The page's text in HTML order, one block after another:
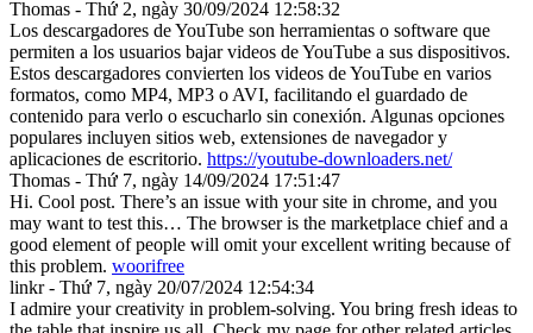
Thomas - Thứ 2, ngày 30/09/2024 12:58:32
Los descargadores de YouTube son herramientas o software que
permiten a los usuarios bajar videos de YouTube a sus dispositivos.
Estos descargadores convierten los videos de YouTube en varios
formatos, como MP4, MP3 o AVI, facilitando el guardado de
contenido para verlo o escucharlo sin conexión. Algunas opciones
populares incluyen sitios web, extensiones de navegador y
aplicaciones de escritorio. https://youtube-downloaders.net/
Thomas - Thứ 7, ngày 14/09/2024 17:51:47
Hi. Cool post. There’s an issue with your site in chrome, and you
may want to test this… The browser is the marketplace chief and a
good element of people will omit your excellent writing because of
this problem. woorifree
linkr - Thứ 7, ngày 20/07/2024 12:54:34
I admire your creativity in problem-solving. You bring fresh ideas to